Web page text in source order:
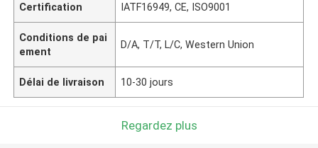
Certification IATF16949, CE, ISO9001
Conditions de pai
ement
D/A, T/T, L/C, Western Union
Délai de livraison 10-30 jours
Regardez plus